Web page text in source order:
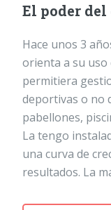
El poder
Hace unos 3
orienta a su uso
permitiera
deportivas o no
pabellones,
La tengo
una curva de
resultados. La